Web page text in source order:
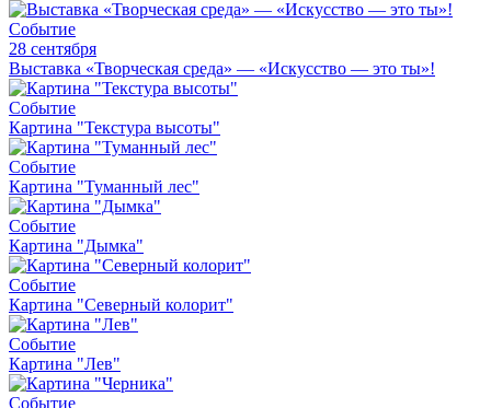
Событие
28 сентября
Выставка «Творческая среда» — «Искусство — это ты»!
Событие
Картина "Текстура высоты"
Событие
Картина "Туманный лес"
Событие
Картина "Дымка"
Событие
Картина "Северный колорит"
Событие
Картина "Лев"
Событие